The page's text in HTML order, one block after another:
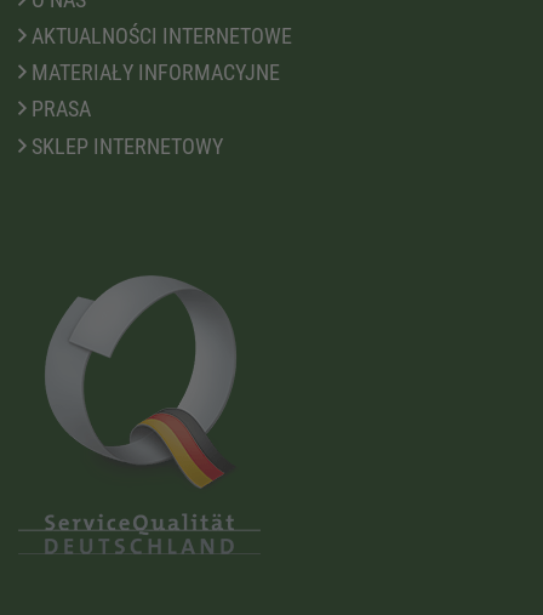
AKTUALNOŚCI INTERNETOWE
MATERIAŁY INFORMACYJNE
PRASA
SKLEP INTERNETOWY